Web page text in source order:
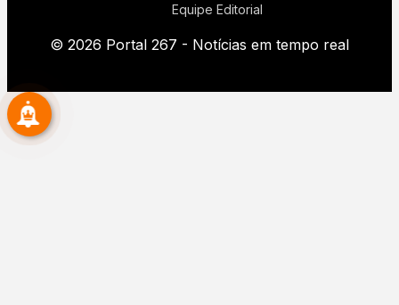
Equipe Editorial
© 2026 Portal 267 - Notícias em tempo real